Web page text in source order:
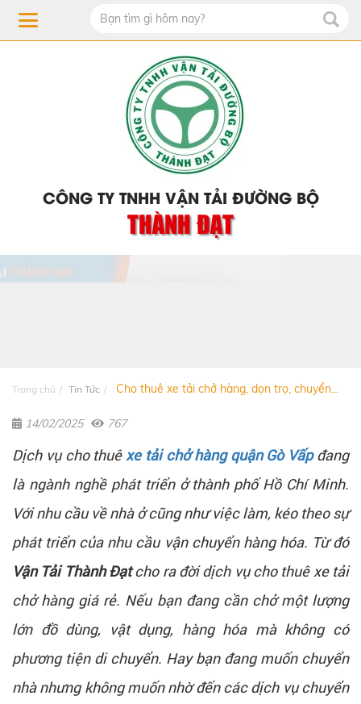
CÔNG TY TNHH VẬN TẢI ĐƯỜNG BỘ
THÀNH ĐẠT
Trang chủ Tin Tức Cho thuê xe tải chở hàng, dọn trọ, chuyển...
14/02/2025 767
Dịch vụ cho thuêxe tải chở hàng quận Gò Vấpđang
là ngành nghề phát triển ở thành phố Hồ Chí Minh.
Với nhu cầu về nhà ở cũng như việc làm, kéo theo sự
phát triển của nhu cầu vận chuyển hàng hóa. Từ đó
Vận Tải Thành Đạtcho ra đời dịch vụ cho thuê xe tải
chở hàng giá rẻ. Nếu bạn đang cần chở một lượng
lớn đồ dùng, vật dụng, hàng hóa mà không có
phương tiện di chuyển. Hay bạn đang muốn chuyển
nhà nhưng không muốn nhờ đến các dịch vụ chuyển